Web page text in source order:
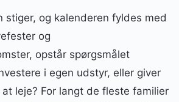
stiger, og kalenderen fyldes med
og
opstår spørgsmålet
i egen udstyr, eller giver
leje? For langt de fleste familier